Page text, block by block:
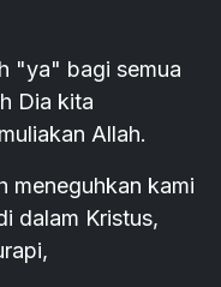
"ya" bagi semua
Dia kita
Allah.
meneguhkan kami
dalam Kristus,